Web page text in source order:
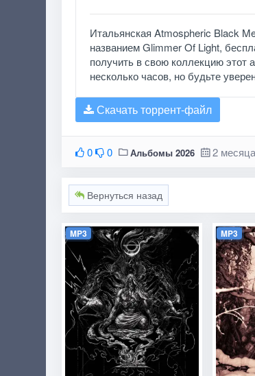
Итальянская Atmospheric Black
названием Glimmer Of Light,
получить в свою коллекцию этот
несколько часов, но будьте
Скачать торрент-файл
0 0 Альбомы 2026 2
Вернуться назад
MP3 MP3